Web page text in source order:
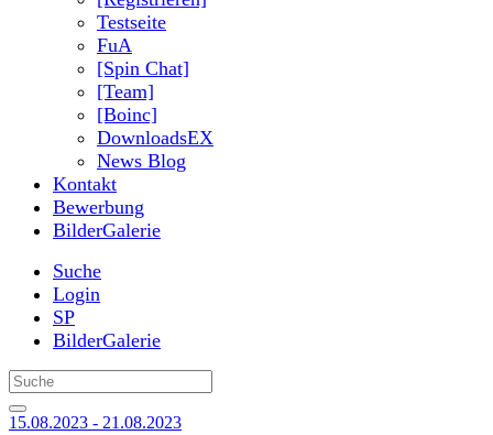
Testseite
FuA
[Spin Chat]
[Team]
[Boinc]
DownloadsEX
News Blog
Kontakt
Bewerbung
BilderGalerie
Suche
Login
SP
BilderGalerie
15.08.2023 - 21.08.2023